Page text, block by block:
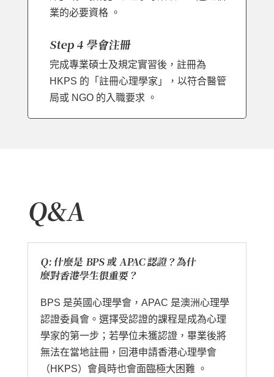
業的必要資格 。
Step 4 學會注冊
完成專業碩士及規定實習後，註冊為
HKPS 的「註冊心理學家」，以符合醫管
局或 NGO 的入職要求 。
Q&A
Q: 什麼是 BPS 或 APAC 認證？為什
麼對香港學生很重要？
BPS 是英國心理學會，APAC 是澳洲心理學
認證委員會。選擇受認證的課程是成為心理
學家的第一步；若學位未獲認證，畢業後將
無法在當地註冊，回港申請香港心理學會
（HKPS）會員時也會面臨極大困難 。